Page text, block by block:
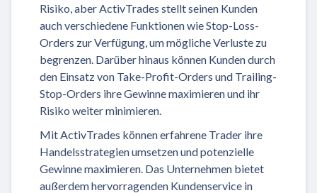
Risiko, aber ActivTrades stellt seinen Kunden
auch verschiedene Funktionen wie Stop-Loss-
Orders zur Verfügung, um mögliche Verluste zu
begrenzen. Darüber hinaus können Kunden durch
den Einsatz von Take-Profit-Orders und Trailing-
Stop-Orders ihre Gewinne maximieren und ihr
Risiko weiter minimieren.
Mit ActivTrades können erfahrene Trader ihre
Handelsstrategien umsetzen und potenzielle
Gewinne maximieren. Das Unternehmen bietet
außerdem hervorragenden Kundenservice in